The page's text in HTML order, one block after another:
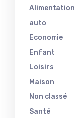
Alimentation
auto
Economie
Enfant
Loisirs
Maison
Non classé
Santé